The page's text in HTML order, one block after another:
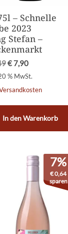
– Schnelle
2023
Stefan –
€7,90
% MwSt.
In den Warenkorb
7%
€0,64
sparen